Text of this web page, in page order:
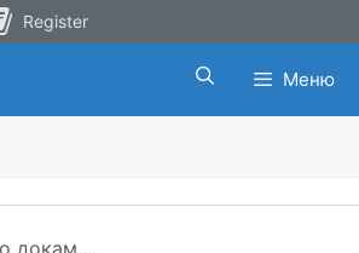
Меню
Register